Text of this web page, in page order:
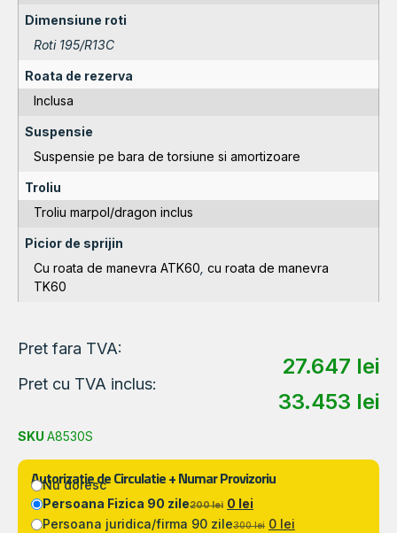
Dimensiune roti
Roti 195/R13C
Roata de rezerva
Inclusa
Suspensie
Suspensie pe bara de torsiune si amortizoare
Troliu
Troliu marpol/dragon inclus
Picior de sprijin
Cu roata de manevra ATK60 cu roata de manevra
TK60
Pret fara TVA:
27.647 lei
Pret cu TVA inclus:
33.453 lei
SKU A8530S
Autorizatie de Circulatie + Numar Provizoriu
Nu doresc
Persoana Fizica 90 zile200 lei 0 lei
Persoana juridica/firma 90 zile300 lei 0 lei